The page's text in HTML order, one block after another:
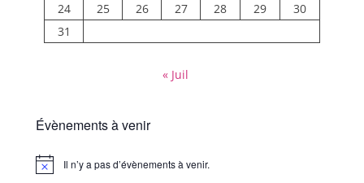
24
25 26 27 28 29
30
31
« Juil
Évènements à venir
Notice Il n’y a pas d’évènements à venir.